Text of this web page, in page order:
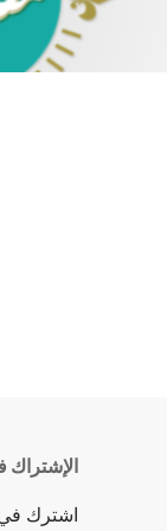
الإشتراك
اشترك في